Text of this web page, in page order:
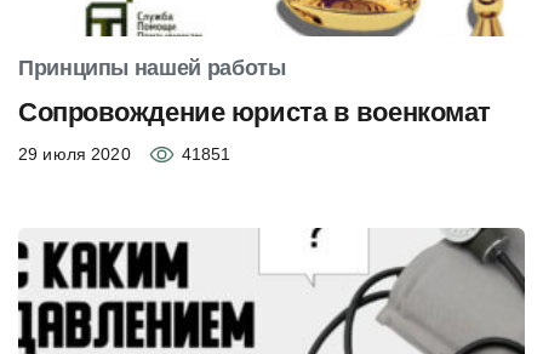
Принципы нашей работы
Сопровождение юриста в военкомат
29 июля 2020 41851